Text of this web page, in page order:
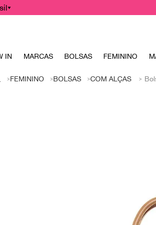
IN MARCAS BOLSAS FEMININO
FEMININO BOLSAS COM ALÇAS